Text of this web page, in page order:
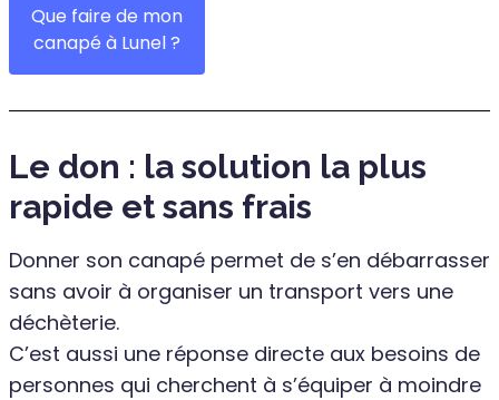
Que faire de mon
canapé à Lunel ?
Le don : la solution la plus
rapide et sans frais
Donner son canapé permet de s’en débarrasser
sans avoir à organiser un transport vers une
déchèterie.
C’est aussi une réponse directe aux besoins de
personnes qui cherchent à s’équiper à moindre